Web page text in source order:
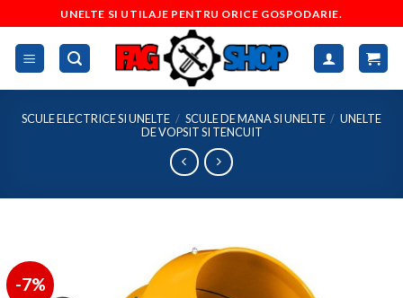
to
content
UNELTE SI UTILAJE PENTRU ORICE GOSPODARIE.
SCULE ELECTRICE SI UNELTE / SCULE DE MANA SI UNELTE / UNELTE
DE VOPSIT SI TENCUIT
-7%